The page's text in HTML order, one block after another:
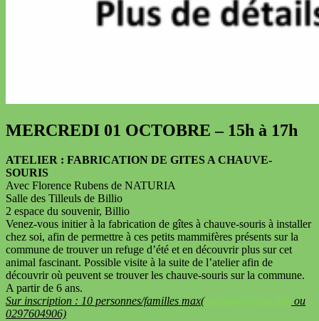
MERCREDI 01 OCTOBRE – 15h à 17h
ATELIER : FABRICATION DE GITES A CHAUVE-
SOURIS
Avec Florence Rubens de NATURIA
Salle des Tilleuls de Billio
2 espace du souvenir, Billio
Venez-vous initier à la fabrication de gîtes à chauve-souris à installer
chez soi, afin de permettre à ces petits mammifères présents sur la
commune de trouver un refuge d’été et en découvrir plus sur cet
animal fascinant. Possible visite à la suite de l’atelier afin de
découvrir où peuvent se trouver les chauve-souris sur la commune.
A partir de 6 ans.
Sur inscription : 10 personnes/familles max(tourisme@cmc.bzh ou
0297604906)